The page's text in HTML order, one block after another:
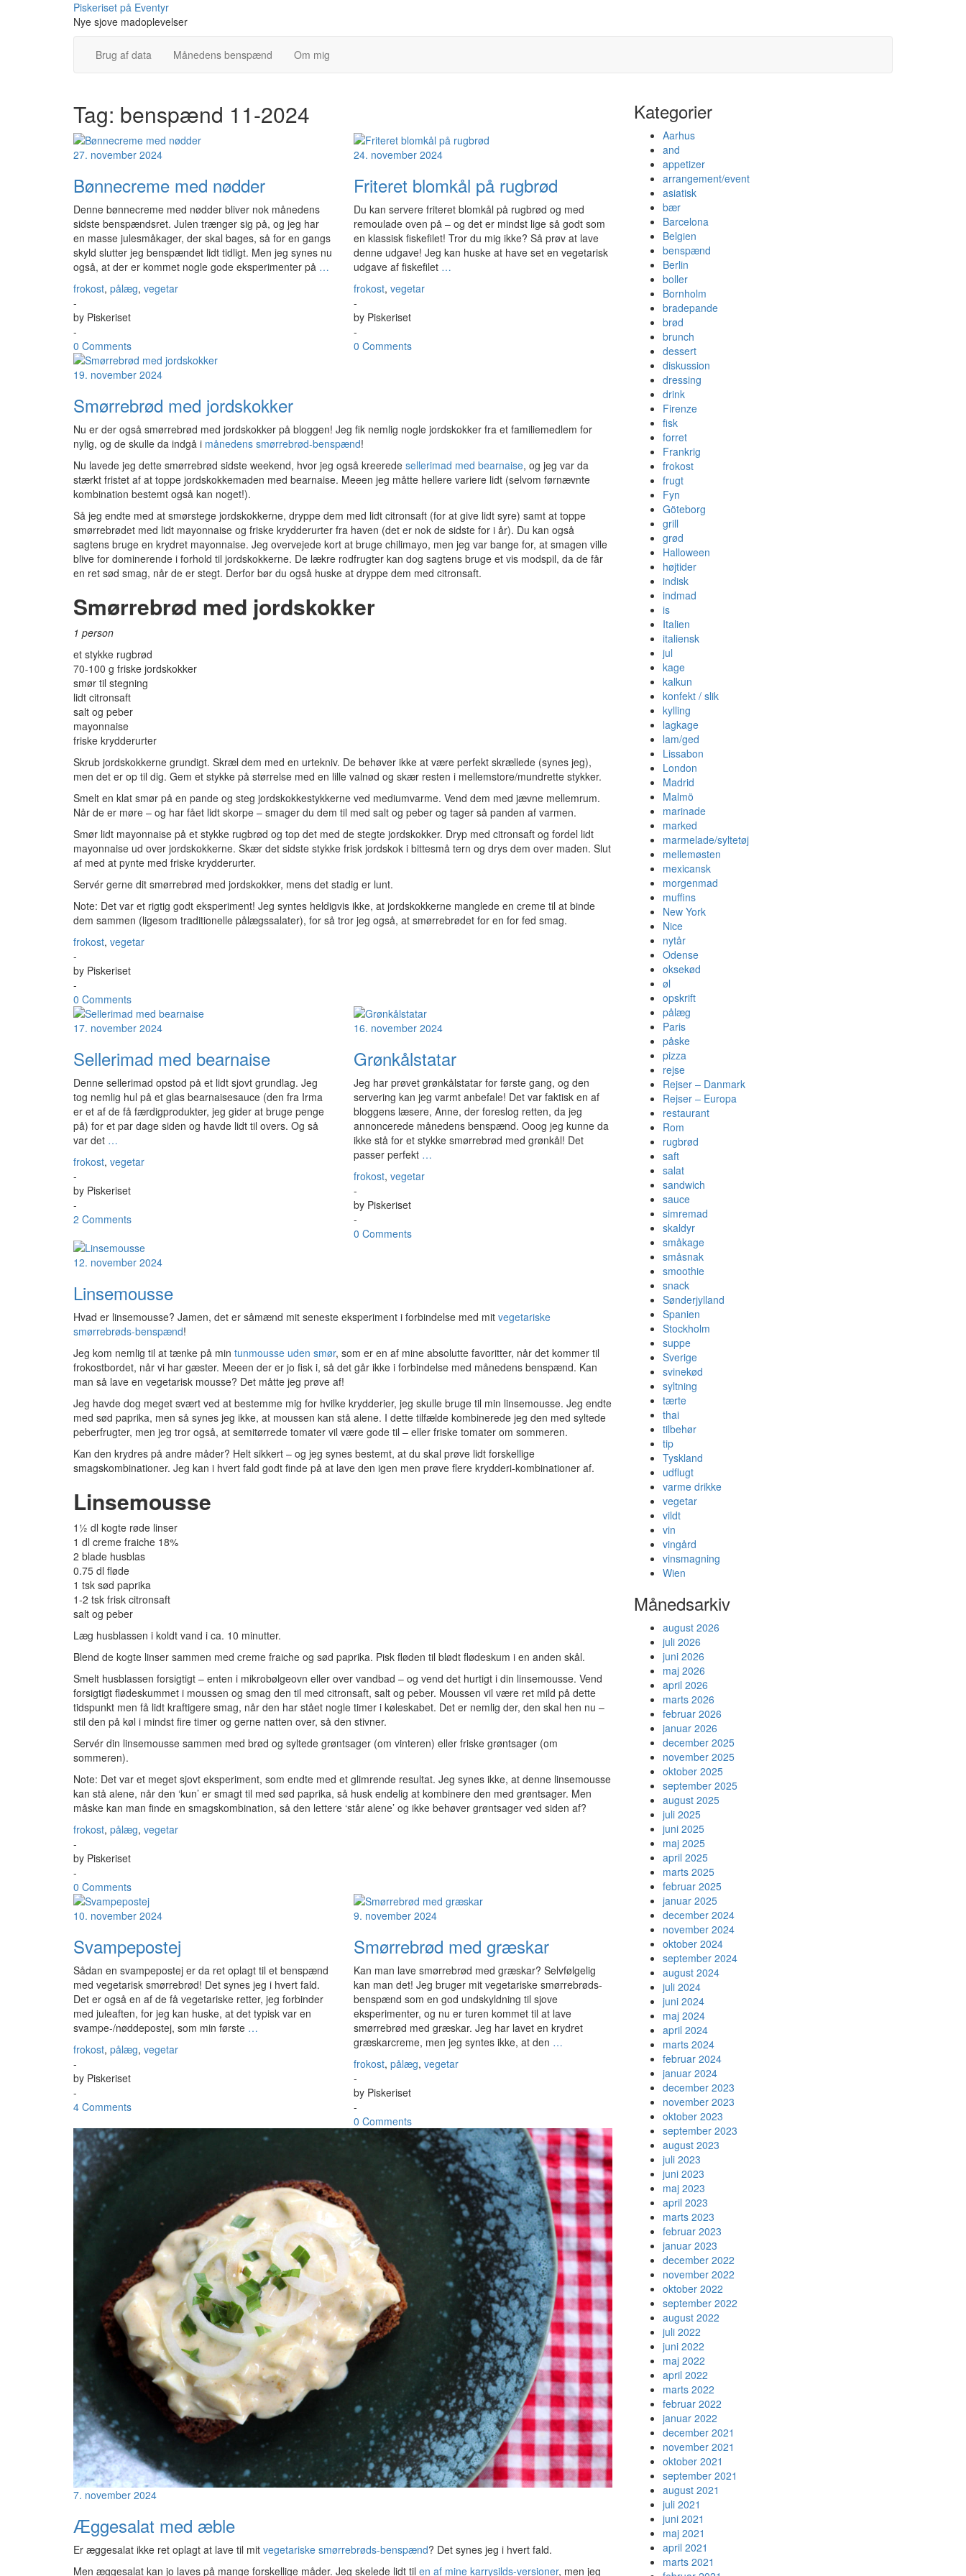
Piskeriset på Eventyr
Nye sjove madoplevelser
Brug af data Månedens benspænd Om mig
Tag: benspænd 11-2024
27. november 2024
Bønnecreme med nødder
Denne bønnecreme med nødder bliver nok månedens
sidste benspændsret. Julen trænger sig på, og jeg har
en masse julesmåkager, der skal bages, så for en gangs
skyld slutter jeg benspændet lidt tidligt. Men jeg synes nu
også, at der er kommet nogle gode eksperimenter på …
frokost, pålæg, vegetar
-
by Piskeriset
-
0 Comments
24. november 2024
Friteret blomkål på rugbrød
Du kan servere friteret blomkål på rugbrød og med
remoulade oven på – og det er mindst lige så godt som
en klassisk fiskefilet! Tror du mig ikke? Så prøv at lave
denne udgave! Jeg kan huske at have set en vegetarisk
udgave af fiskefilet …
frokost, vegetar
-
by Piskeriset
-
0 Comments
19. november 2024
Smørrebrød med jordskokker
Nu er der også smørrebrød med jordskokker på bloggen! Jeg fik nemlig nogle jordskokker fra et familiemedlem for
nylig, og de skulle da indgå i månedens smørrebrød-benspænd!
Nu lavede jeg dette smørrebrød sidste weekend, hvor jeg også kreerede sellerimad med bearnaise, og jeg var da
stærkt fristet af at toppe jordskokkemaden med bearnaise. Meeen jeg måtte hellere variere lidt (selvom førnævnte
kombination bestemt også kan noget!).
Så jeg endte med at smørstege jordskokkerne, dryppe dem med lidt citronsaft (for at give lidt syre) samt at toppe
smørrebrødet med lidt mayonnaise og friske krydderurter fra haven (det er nok de sidste for i år). Du kan også
sagtens bruge en krydret mayonnaise. Jeg overvejede kort at bruge chilimayo, men jeg var bange for, at smagen ville
blive for dominerende i forhold til jordskokkerne. De lækre rodfrugter kan dog sagtens bruge et vis modspil, da de får
en ret sød smag, når de er stegt. Derfor bør du også huske at dryppe dem med citronsaft.
Smørrebrød med jordskokker
1 person
et stykke rugbrød
70-100 g friske jordskokker
smør til stegning
lidt citronsaft
salt og peber
mayonnaise
friske krydderurter
Skrub jordskokkerne grundigt. Skræl dem med en urtekniv. De behøver ikke at være perfekt skrællede (synes jeg),
men det er op til dig. Gem et stykke på størrelse med en lille valnød og skær resten i mellemstore/mundrette stykker.
Smelt en klat smør på en pande og steg jordskokkestykkerne ved mediumvarme. Vend dem med jævne mellemrum.
Når de er møre – og har fået lidt skorpe – smager du dem til med salt og peber og tager så panden af varmen.
Smør lidt mayonnaise på et stykke rugbrød og top det med de stegte jordskokker. Dryp med citronsaft og fordel lidt
mayonnaise ud over jordskokkerne. Skær det sidste stykke frisk jordskok i bittesmå tern og drys dem over maden. Slut
af med at pynte med friske krydderurter.
Servér gerne dit smørrebrød med jordskokker, mens det stadig er lunt.
Note: Det var et rigtig godt eksperiment! Jeg syntes heldigvis ikke, at jordskokkerne manglede en creme til at binde
dem sammen (ligesom traditionelle pålægssalater), for så tror jeg også, at smørrebrødet for en for fed smag.
frokost, vegetar
-
by Piskeriset
-
0 Comments
17. november 2024
Sellerimad med bearnaise
Denne sellerimad opstod på et lidt sjovt grundlag. Jeg
tog nemlig hul på et glas bearnaisesauce (den fra Irma
er et af de få færdigprodukter, jeg gider at bruge penge
på) for et par dage siden og havde lidt til overs. Og så
var det …
frokost, vegetar
-
by Piskeriset
-
2 Comments
16. november 2024
Grønkålstatar
Jeg har prøvet grønkålstatar for første gang, og den
servering kan jeg varmt anbefale! Det var faktisk en af
bloggens læsere, Anne, der foreslog retten, da jeg
annoncerede månedens benspænd. Ooog jeg kunne da
ikke stå for et stykke smørrebrød med grønkål! Det
passer perfekt …
frokost, vegetar
-
by Piskeriset
-
0 Comments
12. november 2024
Linsemousse
Hvad er linsemousse? Jamen, det er såmænd mit seneste eksperiment i forbindelse med mit vegetariske
smørrebrøds-benspænd!
Jeg kom nemlig til at tænke på min tunmousse uden smør, som er en af mine absolutte favoritter, når det kommer til
frokostbordet, når vi har gæster. Meeen der er jo fisk i, så det går ikke i forbindelse med månedens benspænd. Kan
man så lave en vegetarisk mousse? Det måtte jeg prøve af!
Jeg havde dog meget svært ved at bestemme mig for hvilke krydderier, jeg skulle bruge til min linsemousse. Jeg endte
med sød paprika, men så synes jeg ikke, at moussen kan stå alene. I dette tilfælde kombinerede jeg den med syltede
peberfrugter, men jeg tror også, at semitørrede tomater vil være gode til – eller friske tomater om sommeren.
Kan den krydres på andre måder? Helt sikkert – og jeg synes bestemt, at du skal prøve lidt forskellige
smagskombinationer. Jeg kan i hvert fald godt finde på at lave den igen men prøve flere krydderi-kombinationer af.
Linsemousse
1½ dl kogte røde linser
1 dl creme fraiche 18%
2 blade husblas
0.75 dl fløde
1 tsk sød paprika
1-2 tsk frisk citronsaft
salt og peber
Læg husblassen i koldt vand i ca. 10 minutter.
Blend de kogte linser sammen med creme fraiche og sød paprika. Pisk fløden til blødt flødeskum i en anden skål.
Smelt husblassen forsigtigt – enten i mikrobølgeovn eller over vandbad – og vend det hurtigt i din linsemousse. Vend
forsigtigt flødeskummet i moussen og smag den til med citronsaft, salt og peber. Moussen vil være ret mild på dette
tidspunkt men få lidt kraftigere smag, når den har stået nogle timer i køleskabet. Det er nemlig der, den skal hen nu –
stil den på køl i mindst fire timer og gerne natten over, så den stivner.
Servér din linsemousse sammen med brød og syltede grøntsager (om vinteren) eller friske grøntsager (om
sommeren).
Note: Det var et meget sjovt eksperiment, som endte med et glimrende resultat. Jeg synes ikke, at denne linsemousse
kan stå alene, når den ‘kun’ er smagt til med sød paprika, så husk endelig at kombinere den med grøntsager. Men
måske kan man finde en smagskombination, så den lettere ‘står alene’ og ikke behøver grøntsager ved siden af?
frokost, pålæg, vegetar
-
by Piskeriset
-
0 Comments
10. november 2024
Svampepostej
Sådan en svampepostej er da ret oplagt til et benspænd
med vegetarisk smørrebrød! Det synes jeg i hvert fald.
Det er også en af de få vegetariske retter, jeg forbinder
med juleaften, for jeg kan huske, at det typisk var en
svampe-/nøddepostej, som min første …
frokost, pålæg, vegetar
-
by Piskeriset
-
4 Comments
9. november 2024
Smørrebrød med græskar
Kan man lave smørrebrød med græskar? Selvfølgelig
kan man det! Jeg bruger mit vegetariske smørrebrøds-
benspænd som en god undskyldning til sjove
eksperimenter, og nu er turen kommet til at lave
smørrebrød med græskar. Jeg har lavet en krydret
græskarcreme, men jeg syntes ikke, at den …
frokost, pålæg, vegetar
-
by Piskeriset
-
0 Comments
7. november 2024
Æggesalat med æble
Er æggesalat ikke ret oplagt at lave til mit vegetariske smørrebrøds-benspænd? Det synes jeg i hvert fald.
Men æggesalat kan jo laves på mange forskellige måder. Jeg skelede lidt til en af mine karrysilds-versioner, men jeg
Kategorier
Aarhus
and
appetizer
arrangement/event
asiatisk
bær
Barcelona
Belgien
benspænd
Berlin
boller
Bornholm
bradepande
brød
brunch
dessert
diskussion
dressing
drink
Firenze
fisk
forret
Frankrig
frokost
frugt
Fyn
Göteborg
grill
grød
Halloween
højtider
indisk
indmad
is
Italien
italiensk
jul
kage
kalkun
konfekt / slik
kylling
lagkage
lam/ged
Lissabon
London
Madrid
Malmö
marinade
marked
marmelade/syltetøj
mellemøsten
mexicansk
morgenmad
muffins
New York
Nice
nytår
Odense
oksekød
øl
opskrift
pålæg
Paris
påske
pizza
rejse
Rejser – Danmark
Rejser – Europa
restaurant
Rom
rugbrød
saft
salat
sandwich
sauce
simremad
skaldyr
småkage
småsnak
smoothie
snack
Sønderjylland
Spanien
Stockholm
suppe
Sverige
svinekød
syltning
tærte
thai
tilbehør
tip
Tyskland
udflugt
varme drikke
vegetar
vildt
vin
vingård
vinsmagning
Wien
Månedsarkiv
august 2026
juli 2026
juni 2026
maj 2026
april 2026
marts 2026
februar 2026
januar 2026
december 2025
november 2025
oktober 2025
september 2025
august 2025
juli 2025
juni 2025
maj 2025
april 2025
marts 2025
februar 2025
januar 2025
december 2024
november 2024
oktober 2024
september 2024
august 2024
juli 2024
juni 2024
maj 2024
april 2024
marts 2024
februar 2024
januar 2024
december 2023
november 2023
oktober 2023
september 2023
august 2023
juli 2023
juni 2023
maj 2023
april 2023
marts 2023
februar 2023
januar 2023
december 2022
november 2022
oktober 2022
september 2022
august 2022
juli 2022
juni 2022
maj 2022
april 2022
marts 2022
februar 2022
januar 2022
december 2021
november 2021
oktober 2021
september 2021
august 2021
juli 2021
juni 2021
maj 2021
april 2021
marts 2021